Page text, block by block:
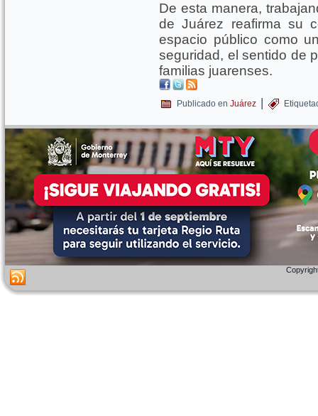
De esta manera,
de Juárez reafirma su
espacio público como
seguridad, el sentido de
familias juarenses.
Publicado en Juárez |